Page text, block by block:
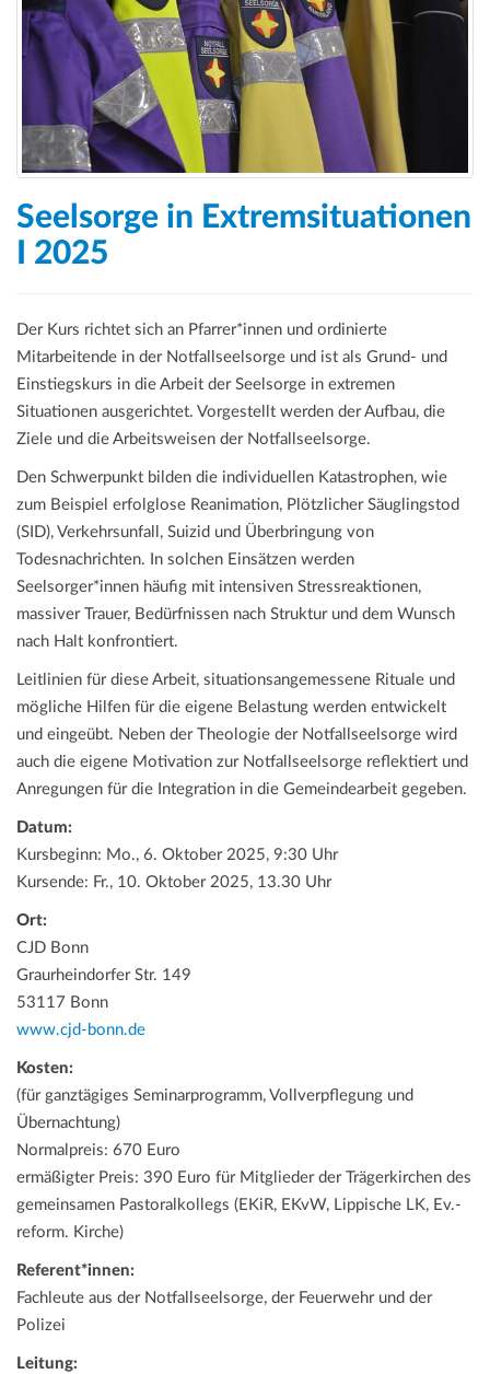
Seelsorge in Extremsituationen
I 2025
Der Kurs richtet sich an Pfarrer*innen und ordinierte
Mitarbeitende in der Notfallseelsorge und ist als Grund- und
Einstiegskurs in die Arbeit der Seelsorge in extremen
Situationen ausgerichtet. Vorgestellt werden der Aufbau, die
Ziele und die Arbeitsweisen der Notfallseelsorge.
Den Schwerpunkt bilden die individuellen Katastrophen, wie
zum Beispiel erfolglose Reanimation, Plötzlicher Säuglingstod
(SID), Verkehrsunfall, Suizid und Überbringung von
Todesnachrichten. In solchen Einsätzen werden
Seelsorger*innen häufig mit intensiven Stressreaktionen,
massiver Trauer, Bedürfnissen nach Struktur und dem Wunsch
nach Halt konfrontiert.
Leitlinien für diese Arbeit, situationsangemessene Rituale und
mögliche Hilfen für die eigene Belastung werden entwickelt
und eingeübt. Neben der Theologie der Notfallseelsorge wird
auch die eigene Motivation zur Notfallseelsorge reflektiert und
Anregungen für die Integration in die Gemeindearbeit gegeben.
Datum:
Kursbeginn: Mo., 6. Oktober 2025, 9:30 Uhr
Kursende: Fr., 10. Oktober 2025, 13.30 Uhr
Ort:
CJD Bonn
Graurheindorfer Str. 149
53117 Bonn
www.cjd-bonn.de
Kosten:
(für ganztägiges Seminarprogramm, Vollverpflegung und
Übernachtung)
Normalpreis: 670 Euro
ermäßigter Preis: 390 Euro für Mitglieder der Trägerkirchen des
gemeinsamen Pastoralkollegs (EKiR, EKvW, Lippische LK, Ev.-
reform. Kirche)
Referent*innen:
Fachleute aus der Notfallseelsorge, der Feuerwehr und der
Polizei
Leitung: